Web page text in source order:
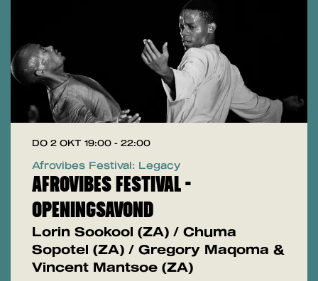
AFROVIBES FESTIVAL -
OPENINGSAVOND
Lorin Sookool (ZA) / Chuma
Sopotel (ZA) / Gregory Maqoma &
Vincent Mantsoe (ZA)
Afrovibes Festival: Legacy
DO 2 OKT 19:00 - 22:00